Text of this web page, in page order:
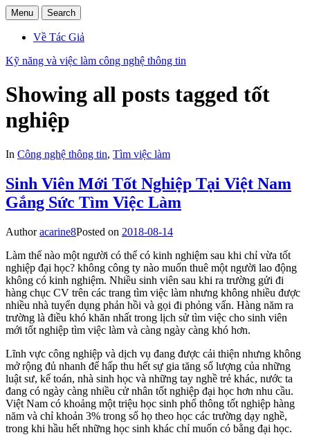
Menu Search
Về Tác Giả
Kỹ năng và việc làm công nghệ thông tin
Showing all posts tagged tốt
nghiệp
In Công nghệ thông tin, Tìm việc làm
Sinh Viên Mới Tốt Nghiệp Tại Việt Nam
Gắng Sức Tìm Việc Làm
Authoracarine8Posted on 2018-08-14
Làm thế nào một người có thể có kinh nghiệm sau khi chỉ vừa tốt
nghiệp đại học? không công ty nào muốn thuê một người lao động
không có kinh nghiệm. Nhiều sinh viên sau khi ra trường gửi đi
hàng chục CV trên các trang tìm việc làm nhưng không nhiều được
nhiều nhà tuyển dụng phản hồi và gọi đi phỏng vấn. Hàng năm ra
trường là điều khó khăn nhất trong lịch sử tìm việc cho sinh viên
mới tốt nghiệp tìm việc làm và càng ngày càng khó hơn.
Lĩnh vực công nghiệp và dịch vụ đang được cải thiện nhưng không
mở rộng đủ nhanh để hấp thu hết sự gia tăng số lượng của những
luật sư, kế toán, nhà sinh học và những tay nghề trẻ khác, nước ta
đang có ngày càng nhiều cử nhân tốt nghiệp đại học hơn nhu cầu.
Việt Nam có khoảng một triệu học sinh phổ thông tốt nghiệp hàng
năm và chỉ khoản 3% trong số họ theo học các trường dạy nghề,
trong khi hầu hết những học sinh khác chỉ muốn có bằng đại học.